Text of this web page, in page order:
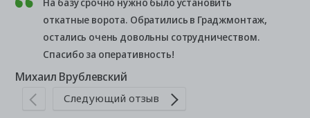
откатные ворота. Обратились в Граджмонтаж,
остались очень довольны сотрудничеством.
Спасибо за оперативность!
Михаил Врублевский
Следующий отзыв